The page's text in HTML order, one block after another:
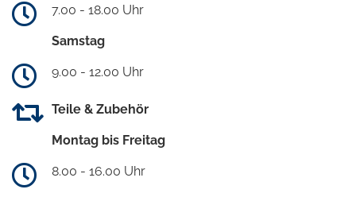
7.00 - 18.00 Uhr
Samstag
9.00 - 12.00 Uhr
Teile & Zubehör
Montag bis Freitag
8.00 - 16.00 Uhr